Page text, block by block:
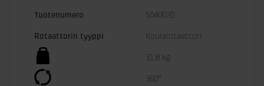
Tuotenumero 5040020
Rotaattorin tyyppi Kourarotaattori
31,8 kg
360°